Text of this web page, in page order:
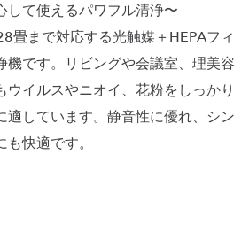
して使えるパワフル清浄〜
畳まで対応する光触媒＋HEPAフィ
機です。リビングや会議室、理美容
ウイルスやニオイ、花粉をしっかり
適しています。静音性に優れ、シン
快適です。